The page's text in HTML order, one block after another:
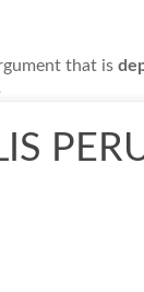
that is